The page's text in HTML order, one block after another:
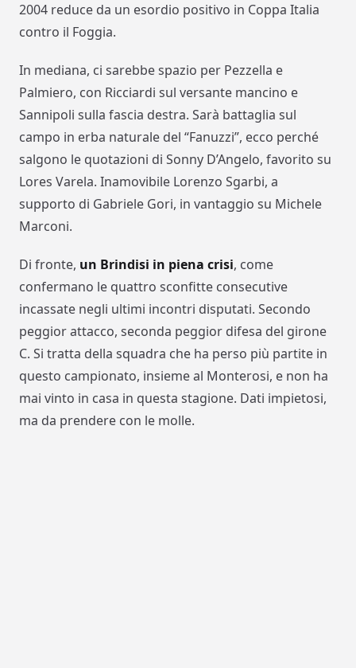
2004 reduce da un esordio positivo in Coppa Italia
contro il Foggia.
In mediana, ci sarebbe spazio per Pezzella e
Palmiero, con Ricciardi sul versante mancino e
Sannipoli sulla fascia destra. Sarà battaglia sul
campo in erba naturale del “Fanuzzi”, ecco perché
salgono le quotazioni di Sonny D’Angelo, favorito su
Lores Varela. Inamovibile Lorenzo Sgarbi, a
supporto di Gabriele Gori, in vantaggio su Michele
Marconi.
Di fronte, un Brindisi in piena crisi, come
confermano le quattro sconfitte consecutive
incassate negli ultimi incontri disputati. Secondo
peggior attacco, seconda peggior difesa del girone
C. Si tratta della squadra che ha perso più partite in
questo campionato, insieme al Monterosi, e non ha
mai vinto in casa in questa stagione. Dati impietosi,
ma da prendere con le molle.